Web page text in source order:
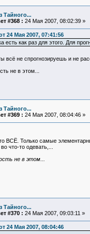
Тайного...
#368 : 24 Мая 2007, 08:02:39 »
24 Мая 2007, 07:41:56
есть как раз для этого. Для
всё не спрогнозируешь и не
не в этом...
Тайного...
#369 : 24 Мая 2007, 08:04:46 »
ВСЁ. Только самые
что-то одевать,...
не в этом...
Тайного...
#370 : 24 Мая 2007, 09:03:11 »
24 Мая 2007, 08:04:46